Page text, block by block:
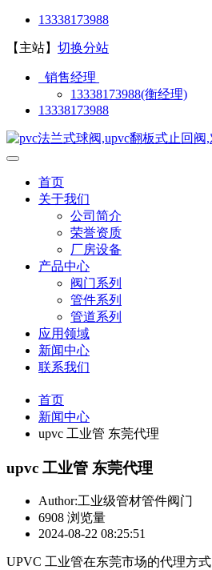
13338173988
【主站】 切换分站
销售经理
13338173988(衡经理)
13338173988
首页
关于我们
公司简介
荣誉资质
厂房设备
产品中心
阀门系列
管件系列
管道系列
应用领域
新闻中心
联系我们
首页
新闻中心
upvc 工业管 东莞代理
upvc 工业管 东莞代理
Author:工业级管材管件阀门
6908 浏览量
2024-08-22 08:25:51
UPVC 工业管在东莞市场的代理方式